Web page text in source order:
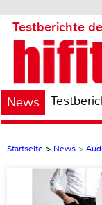
Testberichte
News
Startseite > News >